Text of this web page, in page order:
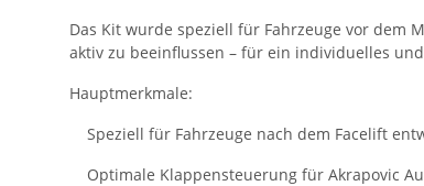
Das Kit wurde speziell für Fahrzeuge vor dem
aktiv zu beeinflussen – für ein individuelles
Hauptmerkmale:
Speziell für Fahrzeuge nach dem Facelift
Optimale Klappensteuerung für Akrapovic